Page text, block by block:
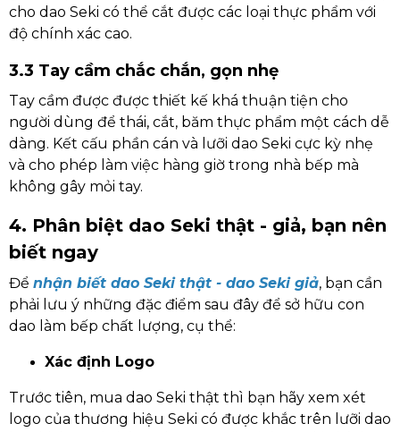
cho dao Seki có thể cắt được các loại thực phẩm với
độ chính xác cao.
3.3 Tay cầm chắc chắn, gọn nhẹ
Tay cầm được được thiết kế khá thuận tiện cho
người dùng để thái, cắt, băm thực phẩm một cách dễ
dàng. Kết cấu phần cán và lưỡi dao Seki cực kỳ nhẹ
và cho phép làm việc hàng giờ trong nhà bếp mà
không gây mỏi tay.
4. Phân biệt dao Seki thật - giả, bạn nên
biết ngay
Để nhận biết dao Seki thật - dao Seki giả, bạn cần
phải lưu ý những đặc điểm sau đây để sở hữu con
dao làm bếp chất lượng, cụ thể:
Xác định Logo
Trước tiên, mua dao Seki thật thì bạn hãy xem xét
logo của thương hiệu Seki có được khắc trên lưỡi dao